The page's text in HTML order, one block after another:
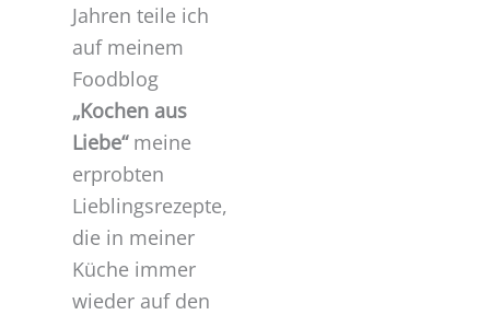
Jahren teile ich
auf meinem
Foodblog
„Kochen aus
Liebe“meine
erprobten
Lieblingsrezepte,
die in meiner
Küche immer
wieder auf den